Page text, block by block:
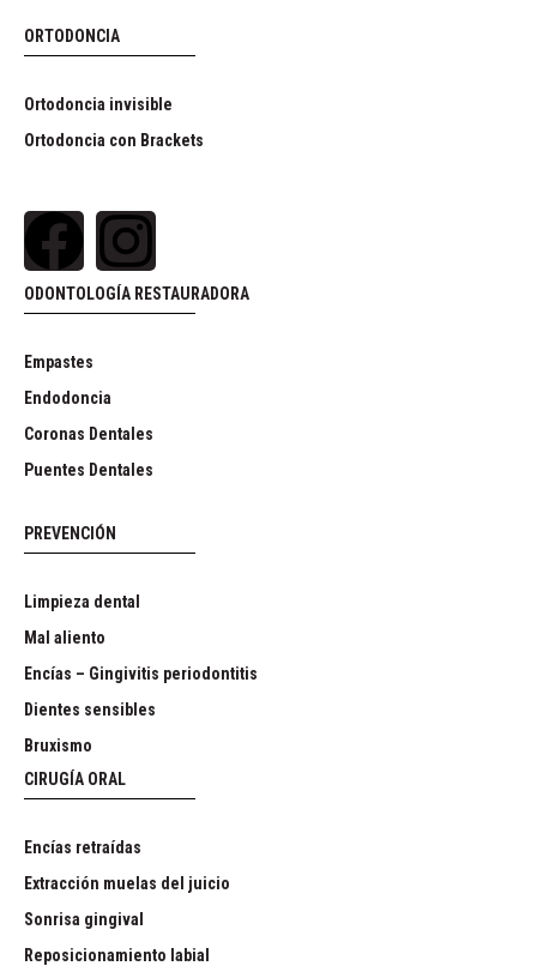
ORTODONCIA
Ortodoncia invisible
Ortodoncia con Brackets
ODONTOLOGÍA RESTAURADORA
Empastes
Endodoncia
Coronas Dentales
Puentes Dentales
PREVENCIÓN
Limpieza dental
Mal aliento
Encías – Gingivitis periodontitis
Dientes sensibles
Bruxismo
CIRUGÍA ORAL
Encías retraídas
Extracción muelas del juicio
Sonrisa gingival
Reposicionamiento labial